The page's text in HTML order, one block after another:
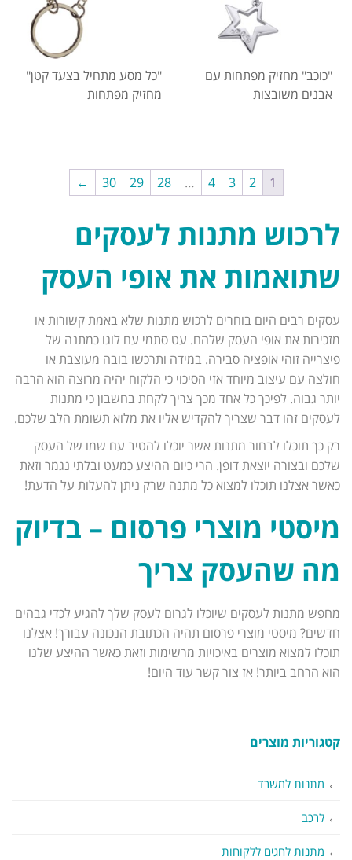
"כוכב" מחזיק מפתחות עם
אבנים משובצות
"כל מסע מתחיל בצעד קטן"
מחזיק מפתחות
1
2
3
4
…
28
29
30
←
לרכוש מתנות לעסקים
שתואמות את אופי העסק
עסקים רבים היום בוחרים לרכוש מתנות שלא באמת קשורות או
מזכירות את אופי העסק שלהם. עט סתמי עם לוגו כמתנה של
פיצרייה זוהי אופציה סבירה. במידה ותרכשו בובה מעוצבת או
חולצה עם עיצוב מיוחד אזי הסיכוי כי הלקוח יהיה מרוצה הוא הרבה
יותר גבוה. לפיכך כל אחד מכך צריך לקחת בחשבון כי מתנות
לעסקים זהו דבר שצריך להקדיש אליו את מלוא תשומת הלב שלכם.
רק כך תוכלו לבחור מתנות אשר יוכלו להטיב עם שמו של העסק
שלכם ובצורה יוצאת דופן. הרי כיום ההיצע כמעט ובלתי נגמר וזאת
כאשר אצלנו תוכלו למצוא כל מתנה שרק ניתן להעלות על הדעת!
מיסטי מוצרי פרסום – בדיוק
מה שהעסק צריך
מחפש מתנות לעסקים שיוכלו לגרום לעסק שלך להגיע לכדי גבהים
חדשים? מיסטי מוצרי פרסום תהיה הכתובת הנכונה עבורך! אצלנו
תוכלו למצוא מוצרים באיכויות מרשימות וזאת כאשר ההיצע שלנו
הוא הרחב ביותר! אז צור קשר עוד היום!
קטגוריות מוצרים
מתנות למשרד
לרכב
מתנות לחגים ללקוחות